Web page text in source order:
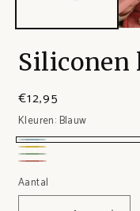
Siliconen
€12,95
Kleuren: Blauw
Blauw
Geel
Groen
Aantal